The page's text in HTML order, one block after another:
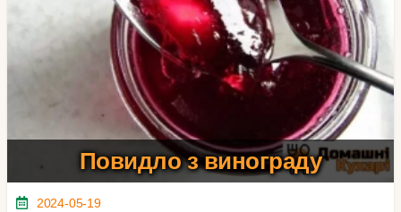
Повидло з винограду
2024-05-19